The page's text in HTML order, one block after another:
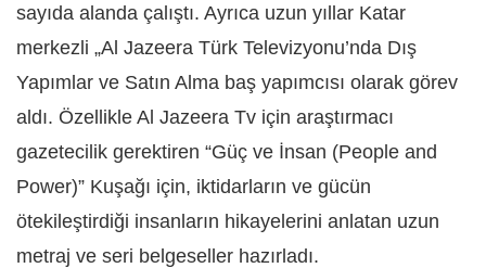
sayıda alanda çalıştı. Ayrıca uzun yıllar Katar
merkezli „Al Jazeera Türk Televizyonu’nda Dış
Yapımlar ve Satın Alma baş yapımcısı olarak görev
aldı. Özellikle Al Jazeera Tv için araştırmacı
gazetecilik gerektiren “Güç ve İnsan (People and
Power)” Kuşağı için, iktidarların ve gücün
ötekileştirdiği insanların hikayelerini anlatan uzun
metraj ve seri belgeseller hazırladı.